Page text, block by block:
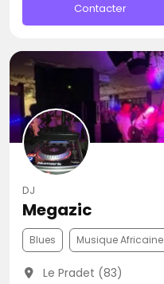
Contacter
DJ
Megazic
Blues Musique Africaine
Le Pradet (83)